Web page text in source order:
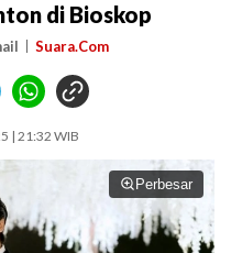
di Bioskop
Suara.Com
| 21:32 WIB
Perbesar